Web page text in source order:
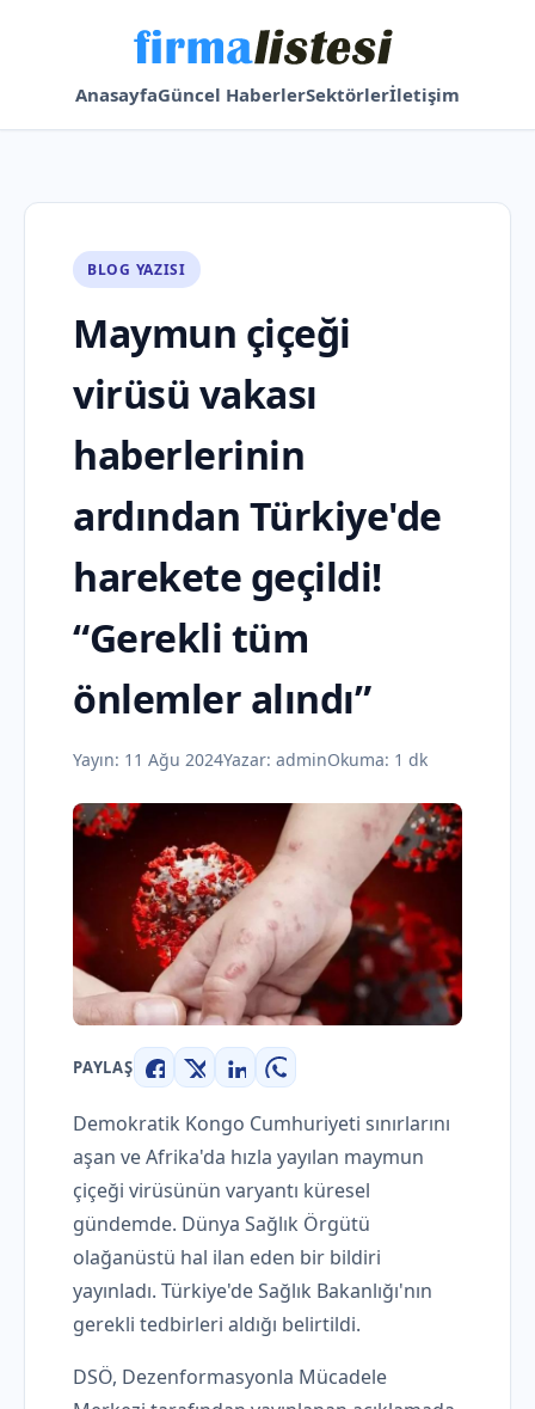
AnasayfaGüncel HaberlerSektörlerİletişim
BLOG YAZISI
Maymun çiçeği
virüsü vakası
haberlerinin
ardından Türkiye'de
harekete geçildi!
“Gerekli tüm
önlemler alındı”
Yayın: 11 Ağu 2024Yazar: adminOkuma: 1 dk
PAYLAŞ
Facebook
X LinkedInWhatsApp
Demokratik Kongo Cumhuriyeti sınırlarını
aşan ve Afrika'da hızla yayılan maymun
çiçeği virüsünün varyantı küresel
gündemde. Dünya Sağlık Örgütü
olağanüstü hal ilan eden bir bildiri
yayınladı. Türkiye'de Sağlık Bakanlığı'nın
gerekli tedbirleri aldığı belirtildi.
DSÖ, Dezenformasyonla Mücadele